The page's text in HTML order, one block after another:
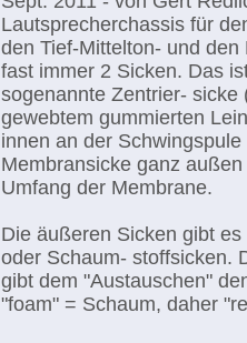
Lautsprecherchassis für
den Tief-Mittelton- und den
fast immer 2 Sicken. Das
sogenannte Zentrier- sicke
gewebtem gummierten
innen an der
Membransicke ganz
Umfang der Membrane.
Die äußeren Sicken gibt
oder Schaum- stoffsicken.
gibt dem "Austauschen"
"foam" = Schaum, daher